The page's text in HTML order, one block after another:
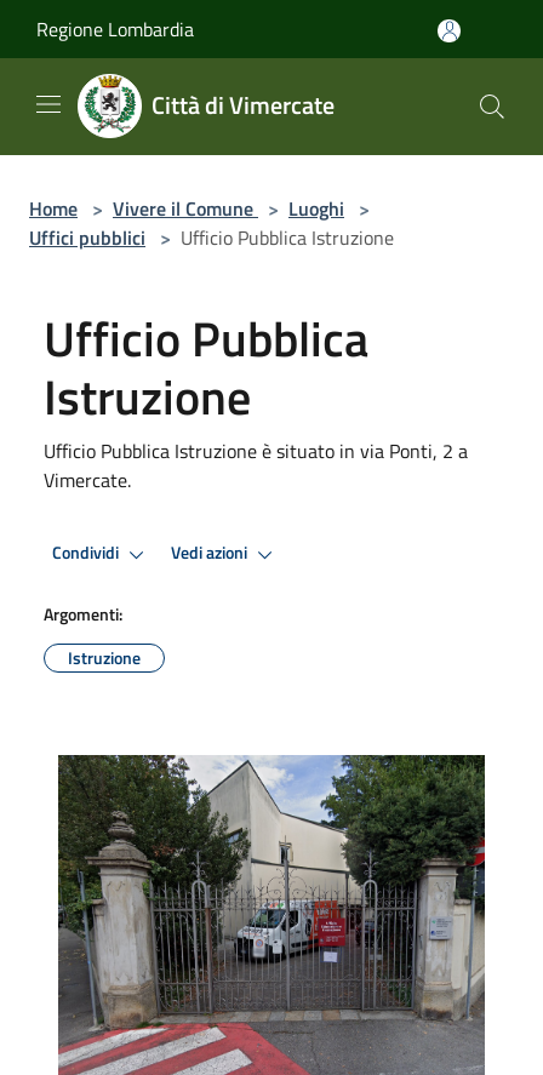
Regione Lombardia
Città di Vimercate
Home > Vivere il Comune > Luoghi >
Uffici pubblici > Ufficio Pubblica Istruzione
Ufficio Pubblica
Istruzione
Ufficio Pubblica Istruzione è situato in via Ponti, 2 a
Vimercate.
Condividi Vedi azioni
Argomenti:
Istruzione